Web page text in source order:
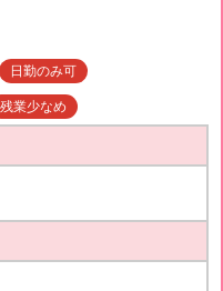
日勤のみ可
残業少なめ